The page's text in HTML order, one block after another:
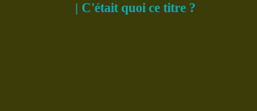
| C'était quoi ce titre ?